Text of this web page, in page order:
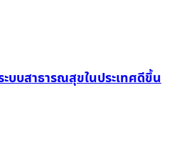
ะบบสาธารณสุขในประเทศดีขึ้น